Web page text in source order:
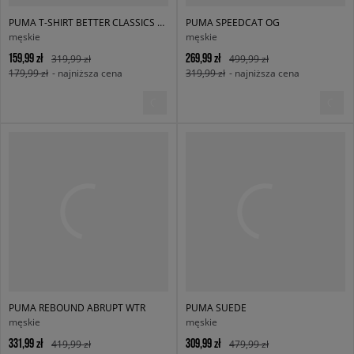
PUMA T-SHIRT BETTER CLASSICS POLO CREW TR
męskie
159,99 zł
319,99 zł
179,99 zł - najniższa cena
PUMA SPEEDCAT OG
męskie
269,99 zł
499,99 zł
319,99 zł - najniższa cena
PUMA REBOUND ABRUPT WTR
męskie
331,99 zł
419,99 zł
PUMA SUEDE
męskie
309,99 zł
479,99 zł